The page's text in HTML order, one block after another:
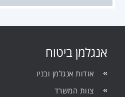
אנגלמן ביטוח
אודות אנגלמן ובניו
צוות המשרד